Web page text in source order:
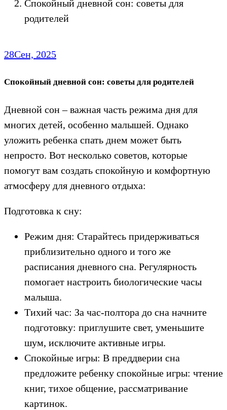
Спокойный дневной сон: советы для
родителей
28Сен, 2025
Спокойный дневной сон: советы для родителей
Дневной сон – важная часть режима дня для
многих детей, особенно малышей. Однако
уложить ребенка спать днем может быть
непросто. Вот несколько советов, которые
помогут вам создать спокойную и комфортную
атмосферу для дневного отдыха:
Подготовка к сну:
Режим дня: Старайтесь придерживаться
приблизительно одного и того же
расписания дневного сна. Регулярность
помогает настроить биологические часы
малыша.
Тихий час: За час-полтора до сна начните
подготовку: приглушите свет, уменьшите
шум, исключите активные игры.
Спокойные игры: В преддверии сна
предложите ребенку спокойные игры: чтение
книг, тихое общение, рассматривание
картинок.